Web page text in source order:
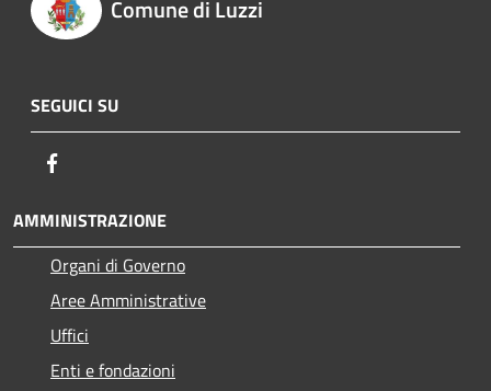
Comune di Luzzi
SEGUICI SU
AMMINISTRAZIONE
Organi di Governo
Aree Amministrative
Uffici
Enti e fondazioni